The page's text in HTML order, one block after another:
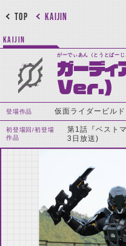
KAIJIN
TOP
KAIJIN
がーでぃあん（とうとばーじ
ガーデ
Ver.)
登場作品 仮面ライダービルド
初登場回/初登場
作品
第1話『ベスト
3日放送)